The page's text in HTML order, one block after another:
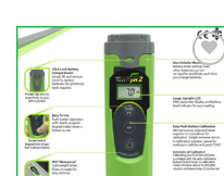
Add to
Wishlist